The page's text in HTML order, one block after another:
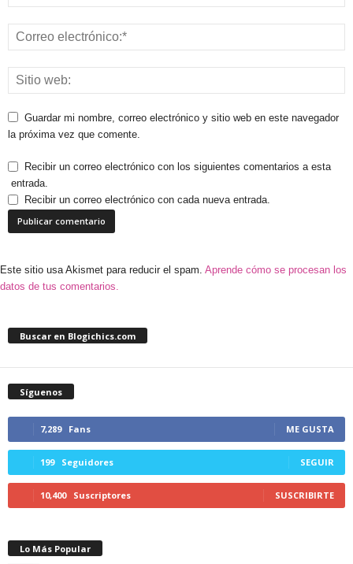
Guardar mi nombre, correo electrónico y sitio web en este navegador
la próxima vez que comente.
Recibir un correo electrónico con los siguientes comentarios a esta
entrada.
Recibir un correo electrónico con cada nueva entrada.
Este sitio usa Akismet para reducir el spam. Aprende cómo se procesan los
datos de tus comentarios.
Buscar en Blogichics.com
Síguenos
7,289 Fans ME GUSTA
199 Seguidores SEGUIR
10,400 Suscriptores SUSCRIBIRTE
Lo Más Popular